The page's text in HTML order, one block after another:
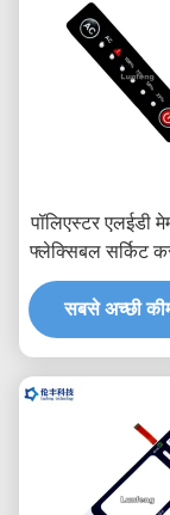
पॉलिएस्टर एलईडी
फ्लेक्सिबल सर्किट
कीपैड
सबसे अच्छी